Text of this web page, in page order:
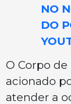
NO
DO
O Corpo
acionado
atender a